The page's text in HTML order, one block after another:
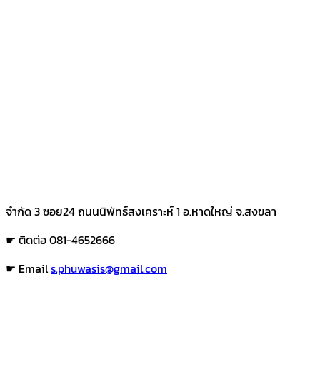
จำกัด 3 ซอย24 ถนนนิพัทธ์สงเคราะห์ 1 อ.หาดใหญ่ จ.สงขลา
☛ ติดต่อ 081-4652666
☛ Emails.phuwasis@gmail.com